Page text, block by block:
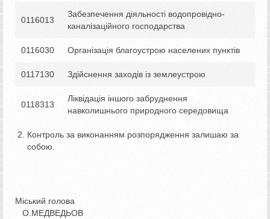
0116013
Забезпечення діяльності водопровідно-
каналізаційного господарства
0116030 Організація благоустрою населених пунктів
0117130 Здійснення заходів із землеустрою
0118313
Ліквідація іншого забруднення
навколишнього природного середовища
Контроль за виконанням розпорядження залишаю за
собою.
Міський голова
О.МЕДВЕДЬОВ